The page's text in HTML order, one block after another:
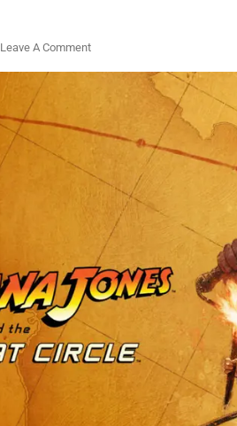
Leave A CommentOn
Grande
Jogo
Tabuleiro
Indiana
Jones